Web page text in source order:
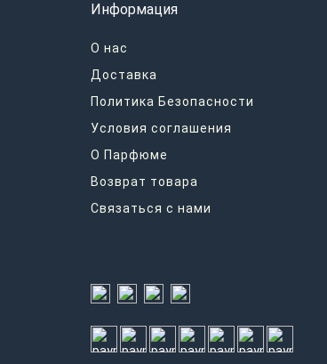
Информация
О нас
Доставка
Политика Безопасности
Условия соглашения
О Парфюме
Возврат товара
Связаться с нами